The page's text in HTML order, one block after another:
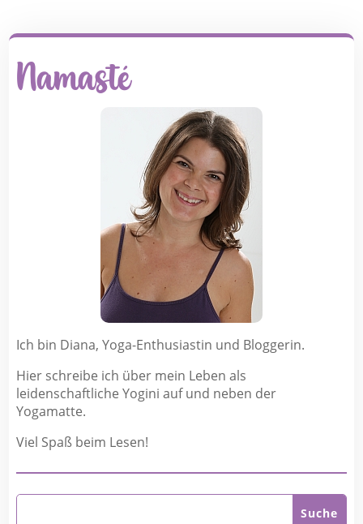
Namasté
Ich bin Diana, Yoga-Enthusiastin und Bloggerin.
Hier schreibe ich über mein Leben als
leidenschaftliche Yogini auf und neben der
Yogamatte.
Viel Spaß beim Lesen!